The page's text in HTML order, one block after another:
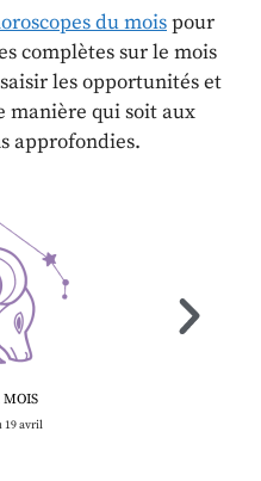
du moispour
complètes sur le mois
les opportunités et
manière qui soit aux
approfondies.
19 avril